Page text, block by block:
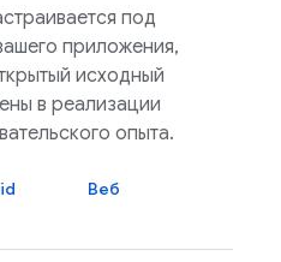
под
приложения,
исходный
в реализации
опыта.
Веб